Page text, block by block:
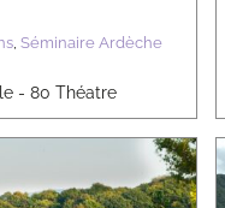
, Séminaire Ardèche
- 80 Théatre